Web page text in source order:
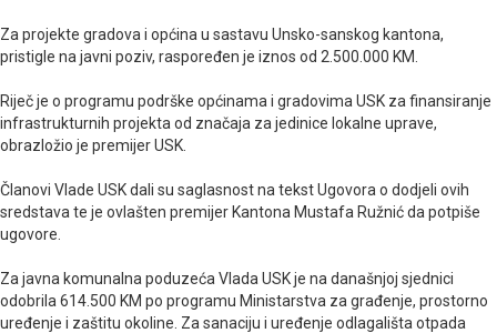
Za projekte gradova i općina u sastavu Unsko-sanskog kantona,
pristigle na javni poziv, raspoređen je iznos od 2.500.000 KM.
Riječ je o programu podrške općinama i gradovima USK za finansiranje
infrastrukturnih projekta od značaja za jedinice lokalne uprave,
obrazložio je premijer USK.
Članovi Vlade USK dali su saglasnost na tekst Ugovora o dodjeli ovih
sredstava te je ovlašten premijer Kantona Mustafa Ružnić da potpiše
ugovore.
Za javna komunalna poduzeća Vlada USK je na današnjoj sjednici
odobrila 614.500 KM po programu Ministarstva za građenje, prostorno
uređenje i zaštitu okoline. Za sanaciju i uređenje odlagališta otpada